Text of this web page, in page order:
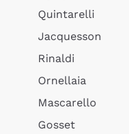
Quintarelli
Jacquesson
Rinaldi
Ornellaia
Mascarello
Gosset